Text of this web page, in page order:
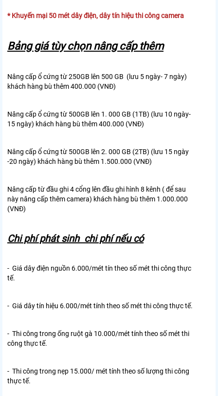
* Khuyến mại 50 mét dây điện, dây tín hiệu thi công camera
Bảng giá tùy chọn nâng cấp thêm
Nâng cấp ổ cứng từ 250GB lên 500 GB (lưu 5 ngày- 7 ngày)
khách hàng bù thêm 400.000 (VNĐ)
Nâng cấp ổ cứng từ 500GB lên 1. 000 GB (1TB) (lưu 10 ngày-
15 ngày) khách hàng bù thêm 400.000 (VNĐ)
Nâng cấp ổ cứng từ 500GB lên 2. 000 GB (2TB) (lưu 15 ngày
-20 ngày) khách hàng bù thêm 1.500.000 (VNĐ)
Nâng cấp từ đầu ghi 4 cổng lên đầu ghi hình 8 kênh ( để sau
này nâng cấp thêm camera) khách hàng bù thêm 1.000.000
(VNĐ)
Chi phí phát sinh chi phí nếu có
- Giá dây điện nguồn 6.000/mét tín theo số mét thi công thực
tế.
- Giá dây tín hiệu 6.000/mét tính theo số mét thi công thực tế.
- Thi công trong ống ruột gà 10.000/mét tính theo số mét thi
công thực tế.
- Thi công trong nẹp 15.000/ mét tính theo số lượng thi công
thực tế.